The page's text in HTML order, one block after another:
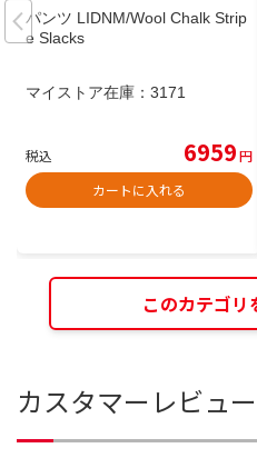
パンツ LIDNM/Wool Chalk Strip
e Slacks
マイストア在庫： 3171
税込 6959円
カートに入れる
このカテゴリ
カスタマーレビュー